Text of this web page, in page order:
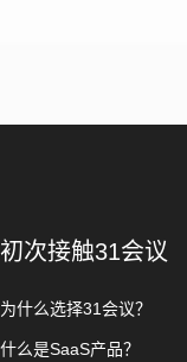
初次接触31会议
为什么选择31会议？
什么是SaaS产品？